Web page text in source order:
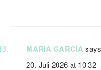
MARIA GARCIA says
20. Juli 2026 at 10:32